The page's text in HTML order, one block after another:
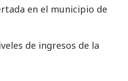
en el municipio de
de ingresos de la